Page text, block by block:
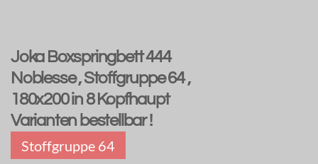
Joka Boxspringbett 444
Noblesse , Stoffgruppe 64 ,
180x200 in 8 Kopfhaupt
Varianten bestellbar !
Stoffgruppe 64